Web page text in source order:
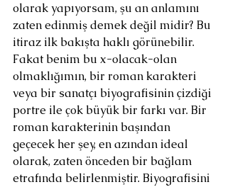
olarak yapıyorsam, şu an anlamını
zaten edinmiş demek değil midir? Bu
itiraz ilk bakışta haklı görünebilir.
Fakat benim bu x-olacak-olan
olmaklığımın, bir roman karakteri
veya bir sanatçı biyografisinin çizdiği
portre ile çok büyük bir farkı var. Bir
roman karakterinin başından
geçecek her şey, en azından ideal
olarak, zaten önceden bir bağlam
etrafında belirlenmiştir. Biyografisini